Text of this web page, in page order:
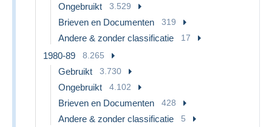
Ongebruikt 3.529
Brieven en Documenten 319
Andere & zonder classificatie 17
1980-89 8.265
Gebruikt 3.730
Ongebruikt 4.102
Brieven en Documenten 428
Andere & zonder classificatie 5